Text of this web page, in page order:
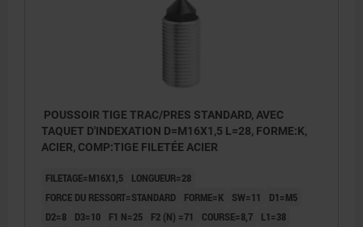
POUSSOIR TIGE TRAC/PRES STANDARD, AVEC
TAQUET D'INDEXATION D=M16X1,5 L=28, FORME:K,
ACIER, COMP:TIGE FILETÉE ACIER
FILETAGE=M16X1,5
LONGUEUR=28
FORCE DU RESSORT=STANDARD
FORME=K SW=11
D1=M5
D2=8
D3=10 F1 N=25 F2 (N) =71 COURSE=8,7
L1=38